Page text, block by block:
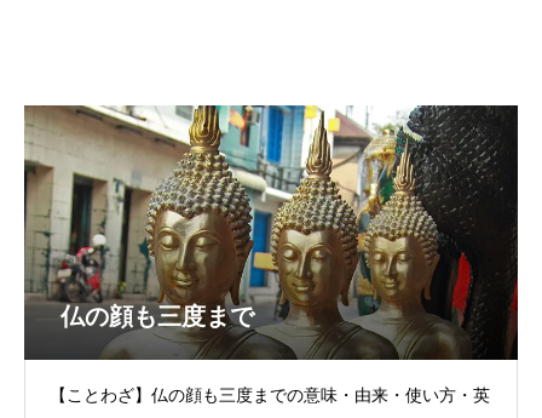
仏の顔も三度まで
【ことわざ】仏の顔も三度までの意味・由来・使い方・英